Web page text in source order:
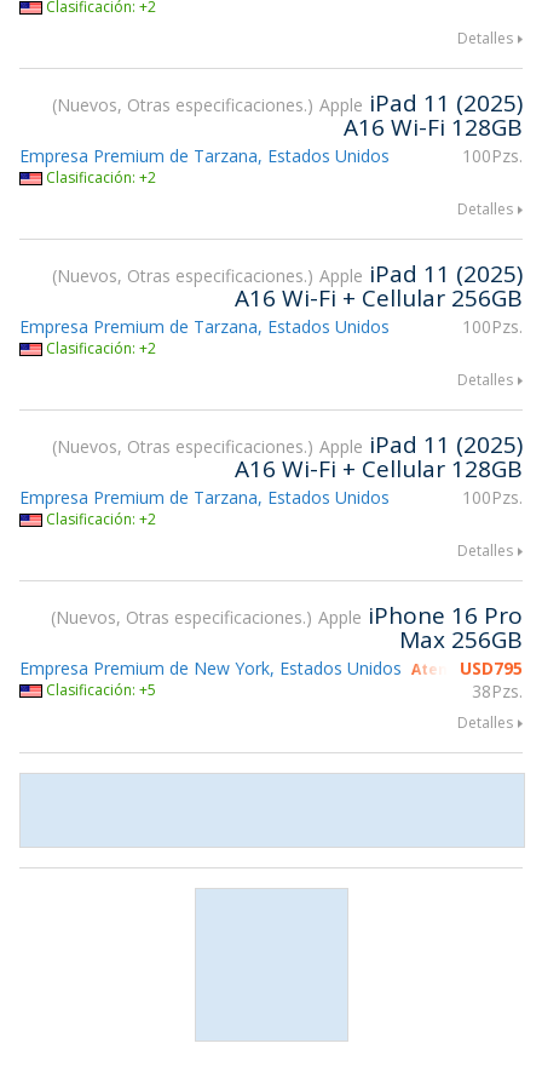
Clasificación: +2
Detalles
Nuevos, Otras especificaciones. Apple iPad 11 (2025)
A16 Wi-Fi 128GB
100Pzs.
Empresa Premium de Tarzana, Estados Unidos
Clasificación: +2
Detalles
Nuevos, Otras especificaciones. Apple iPad 11 (2025)
A16 Wi-Fi + Cellular 256GB
100Pzs.
Empresa Premium de Tarzana, Estados Unidos
Clasificación: +2
Detalles
Nuevos, Otras especificaciones. Apple iPad 11 (2025)
A16 Wi-Fi + Cellular 128GB
100Pzs.
Empresa Premium de Tarzana, Estados Unidos
Clasificación: +2
Detalles
Nuevos, Otras especificaciones. Apple iPhone 16 Pro
Max 256GB
USD795
38Pzs.
Empresa Premium de New York, Estados Unidos Atendiendo
Clasificación: +5
Detalles